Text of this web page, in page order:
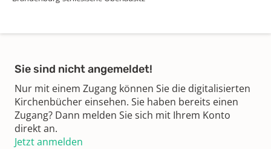
Sie sind nicht angemeldet!
Nur mit einem Zugang können Sie die digitalisierten
Kirchenbücher einsehen. Sie haben bereits einen
Zugang? Dann melden Sie sich mit Ihrem Konto
direkt an.
Jetzt anmelden